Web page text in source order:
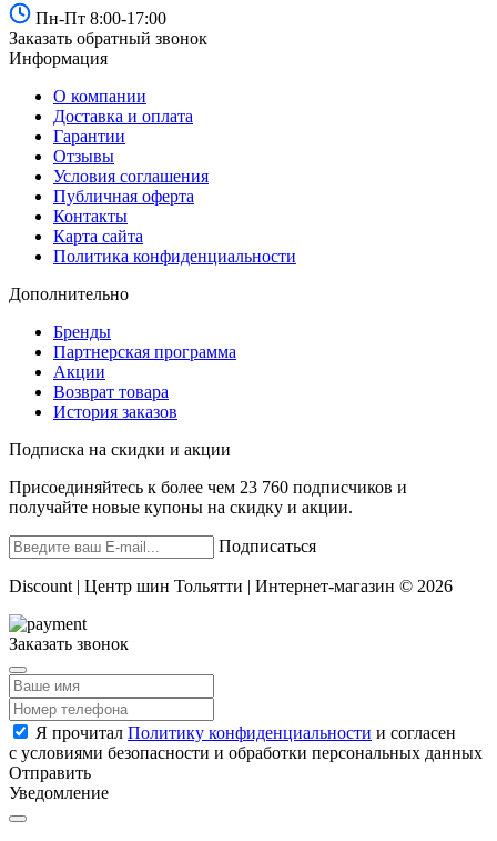
Пн-Пт 8:00-17:00
Заказать обратный звонок
Информация
О компании
Доставка и оплата
Гарантии
Отзывы
Условия соглашения
Публичная оферта
Контакты
Карта сайта
Политика конфиденциальности
Дополнительно
Бренды
Партнерская программа
Акции
Возврат товара
История заказов
Подписка на скидки и акции
Присоединяйтесь к более чем 23 760 подписчиков и
получайте новые купоны на скидку и акции.
Подписаться
Discount | Центр шин Тольятти | Интернет-магазин © 2026
Заказать звонок
Я прочитал Политику конфиденциальности и согласен
с условиями безопасности и обработки персональных данных
Отправить
Уведомление